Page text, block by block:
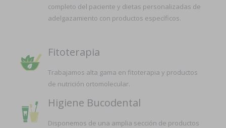
completo del paciente y dietas personalizadas de
adelgazamiento con productos específicos.
Fitoterapia
Trabajamos alta gama en fitoterapia y productos
de nutrición ortomolecular.
Higiene Bucodental
Disponemos de una amplia sección de productos